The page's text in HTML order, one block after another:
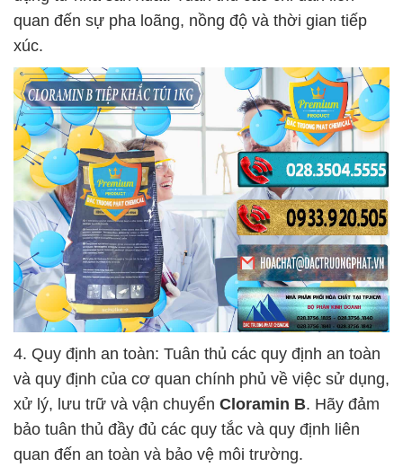
quan đến sự pha loãng, nồng độ và thời gian tiếp
xúc.
4. Quy định an toàn: Tuân thủ các quy định an toàn
và quy định của cơ quan chính phủ về việc sử dụng,
xử lý, lưu trữ và vận chuyển Cloramin B. Hãy đảm
bảo tuân thủ đầy đủ các quy tắc và quy định liên
quan đến an toàn và bảo vệ môi trường.